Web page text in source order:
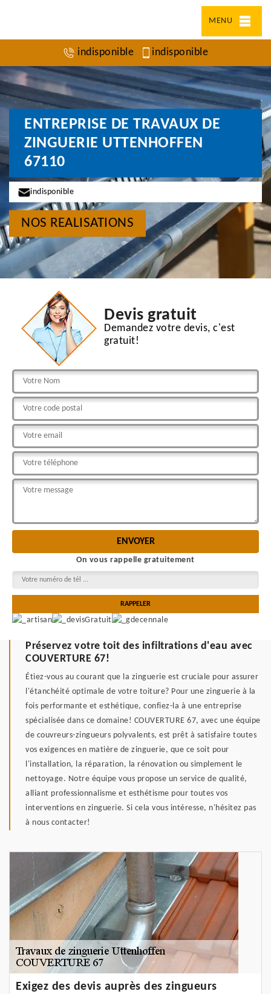
MENU
indisponible indisponible
ENTREPRISE DE TRAVAUX DE
ZINGUERIE UTTENHOFFEN
67110
indisponible
NOS REALISATIONS
Devis gratuit
Demandez votre devis, c'est
gratuit!
On vous rappelle gratuitement
Préservez votre toit des infiltrations d'eau avec
COUVERTURE 67!
Étiez-vous au courant que la zinguerie est cruciale pour assurer
l'étanchéité optimale de votre toiture? Pour une zinguerie à la
fois performante et esthétique, confiez-la à une entreprise
spécialisée dans ce domaine! COUVERTURE 67, avec une équipe
de couvreurs-zingueurs polyvalents, est prêt à satisfaire toutes
vos exigences en matière de zinguerie, que ce soit pour
l'installation, la réparation, la rénovation ou simplement le
nettoyage. Notre équipe vous propose un service de qualité,
alliant professionnalisme et esthétisme pour toutes vos
interventions en zinguerie. Si cela vous intéresse, n'hésitez pas
à nous contacter!
Exigez des devis auprès des zingueurs